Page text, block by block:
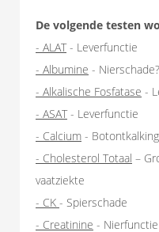
De volgende testen
- ALAT- Leverfunctie
- Albumine - Nierschade?
- Alkalische Fosfatase -
- ASAT- Leverfunctie
- Calcium - Botontkalking
- Cholesterol Totaal –
vaatziekte
- CK - Spierschade
- Creatinine - Nierfunctie